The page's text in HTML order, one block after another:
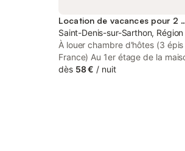
Location de
Saint-Denis-sur-Sarthon,
À louer chambre d'hôtes (3
France) Au 1er étage de la
propriétaire, avec une jolie vue
dès 58 € / nuit